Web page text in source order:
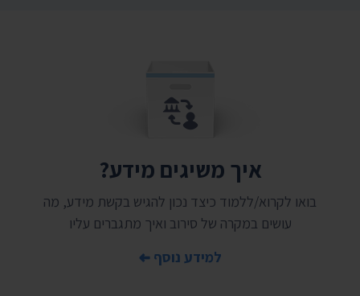
איך משיגים מידע?
בואו לקרוא/ללמוד כיצד נכון להגיש בקשת מידע, מה
עושים במקרה של סירוב ואיך מתגברים עליו
למידע נוסף